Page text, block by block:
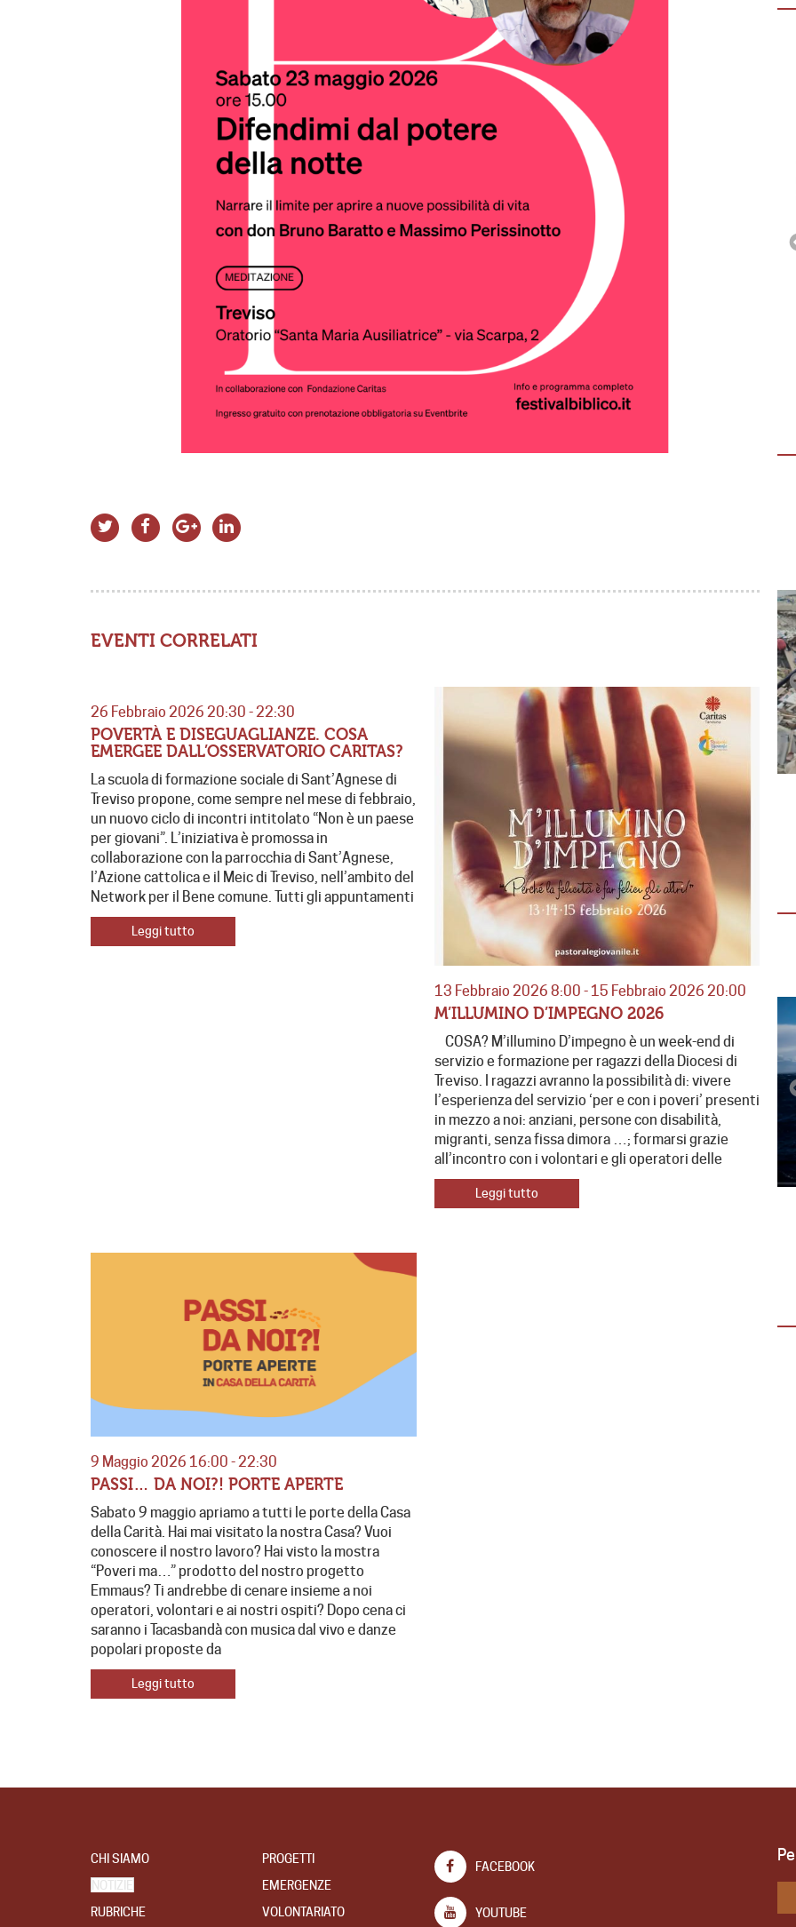
EVENTI CORRELATI
26 Febbraio 2026 20:30 - 22:30
POVERTÀ E DISEGUAGLIANZE. COSA
EMERGEE DALL’OSSERVATORIO CARITAS?
La scuola di formazione sociale di Sant’Agnese di
Treviso propone, come sempre nel mese di febbraio,
un nuovo ciclo di incontri intitolato “Non è un paese
per giovani”. L’iniziativa è promossa in
collaborazione con la parrocchia di Sant’Agnese,
l’Azione cattolica e il Meic di Treviso, nell’ambito del
Network per il Bene comune. Tutti gli appuntamenti
Leggi tutto
13 Febbraio 2026 8:00 - 15 Febbraio 2026 20:00
M’ILLUMINO D’IMPEGNO 2026
COSA? M’illumino D’impegno è un week-end di
servizio e formazione per ragazzi della Diocesi di
Treviso. I ragazzi avranno la possibilità di: vivere
l’esperienza del servizio ‘per e con i poveri’ presenti
in mezzo a noi: anziani, persone con disabilità,
migranti, senza fissa dimora …; formarsi grazie
all’incontro con i volontari e gli operatori delle
Leggi tutto
9 Maggio 2026 16:00 - 22:30
PASSI… DA NOI?! PORTE APERTE
Sabato 9 maggio apriamo a tutti le porte della Casa
della Carità. Hai mai visitato la nostra Casa? Vuoi
conoscere il nostro lavoro? Hai visto la mostra
“Poveri ma…” prodotto del nostro progetto
Emmaus? Ti andrebbe di cenare insieme a noi
operatori, volontari e ai nostri ospiti? Dopo cena ci
saranno i Tacasbandà con musica dal vivo e danze
popolari proposte da
Leggi tutto
La lavanderia della Casa della Carità è attiva
da ottobre 2015. Ad oggi nella città di
Treviso non esiste una…
ESPERIENZA PER GIOVANI
“DALLA TUA PARTE”
immersiva di 3 giorni in Casa della Carità,…
EMERGENZA SUDAN
Emergenza Sudan: tre anni di guerra Il 15
aprile 2026 la guerra entrerà nel suo quarto
anno. Tre anni segnati…
APRIRE I PROPRI ORIZZONTI E
CHI SIAMO
NOTIZIE
RUBRICHE
PROGETTI
EMERGENZE
VOLONTARIATO
FACEBOOK
YOUTUBE